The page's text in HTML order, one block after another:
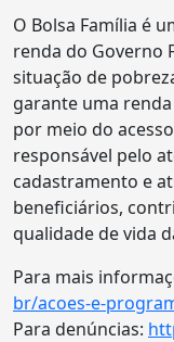
O Bolsa Família é
renda do Governo
situação de
garante uma
por meio do
responsável pelo
cadastramento e
beneficiários,
qualidade de vida
Para mais
br/acoes-e-
Para denúncias: